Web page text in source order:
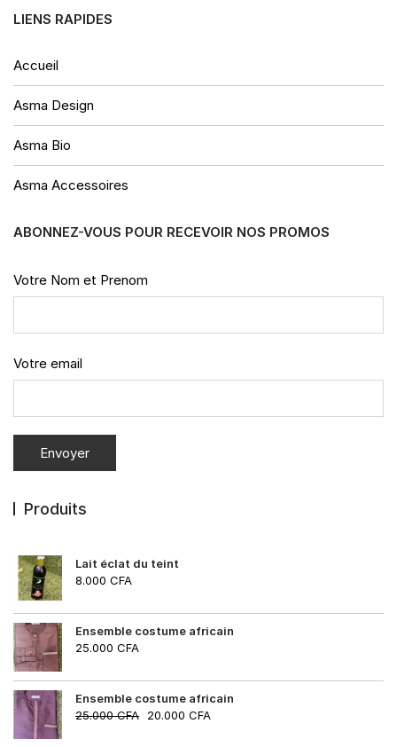
LIENS RAPIDES
Accueil
Asma Design
Asma Bio
Asma Accessoires
ABONNEZ-VOUS POUR RECEVOIR NOS PROMOS
Votre Nom et Prenom
Votre email
Produits
Lait éclat du teint
8.000 CFA
Ensemble costume africain
25.000 CFA
Ensemble costume africain
25.000CFA 20.000 CFA